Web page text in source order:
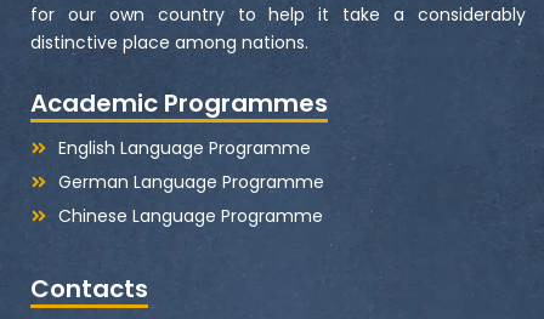
for our own country to help it take a considerably
distinctive place among nations.
Academic Programmes
English Language Programme
German Language Programme
Chinese Language Programme
Contacts